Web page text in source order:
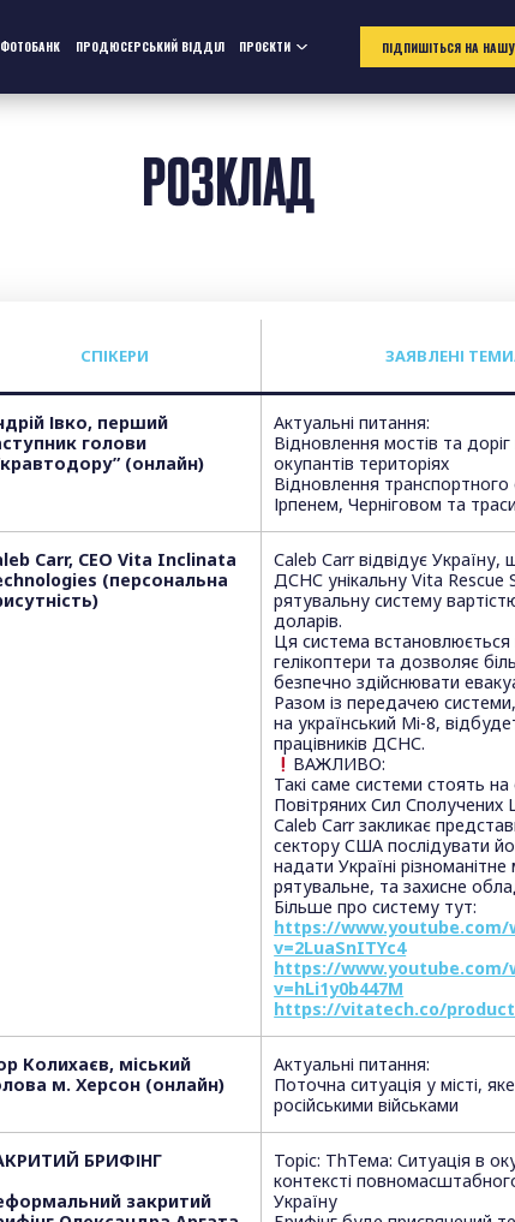
ФОТОБАНК ПРОДЮСЕРСЬКИЙ ВІДДІЛ ПРОЄКТИ ПІДПИШІТЬСЯ НА
РОЗКЛАД
СПІКЕРИ ЗАЯВЛЕНІ
Івко, перший
голови
(онлайн)
Актуальні питання:
Відновлення мостів та доріг
окупантів територіях
Відновлення транспортного
Ірпенем, Черніговом та
Carr, CEO Vita Inclinata
(персональна
Caleb Carr відвідує
ДСНС унікальну Vita Rescue
рятувальну систему
доларів.
Ця система встановлюється
гелікоптери та дозволяє
безпечно здійснювати
Разом із передачею
на український Мі-8,
працівників ДСНС.
ВАЖЛИВО:
Такі саме системи стоять на
Повітряних Сил Сполучених
Caleb Carr закликає
сектору США послідувати
надати Україні
рятувальне, та захисне
Більше про систему тут:
https://www.youtube.com/
v=2LuaSnITYc4
https://www.youtube.com/
v=hLi1y0b447M
https://vitatech.co/
Колихаєв, міський
м. Херсон (онлайн)
Актуальні питання:
Поточна ситуація у місті,
російськими військами
БРИФІНГ
закритий
Topic: ThТема: Ситуація в
контексті
Україну